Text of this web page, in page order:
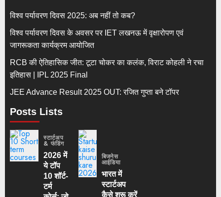
विश्व पर्यावरण दिवस 2025: अब नहीं तो कब?
विश्व पर्यावरण दिवस के अवसर पर IET लखनऊ में वृक्षारोपण एवं
जागरूकता कार्यक्रम आयोजित
RCB की ऐतिहासिक जीत: टूटा चोकर का कलंक, विराट कोहली ने रचा
इतिहास | IPL 2025 Final
JEE Advance Result 2025 OUT: रजित गुप्ता बने टॉपर
Posts Lists
स्टार्टअप
& फंडिंग
2026 में
ये टॉप
10 शॉर्ट-
टर्म
बिजनेस
आईडिया
भारत में
स्टार्टअप
कैसे शुरू करें